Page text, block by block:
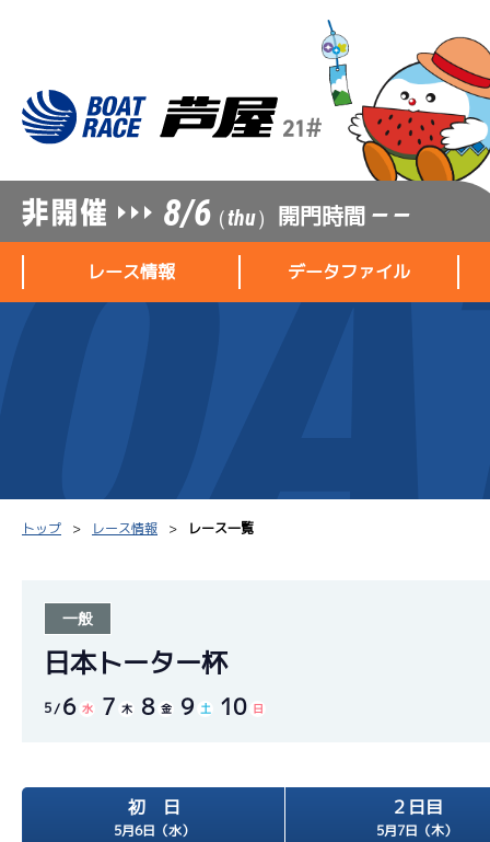
8/6（thu） 開門時間 — —
レース情報
シリーズインデックス
レース結果一覧
モーター抽選結果・
前検タイムランキング
データファイル
水面特性・進入コース別
トップ レース情報 レース一覧
一般
日本トーター杯
5 6 水 7 木 8 金 9 土 10 日
初 日
5月6日（水）
２日目
5月7日（木）